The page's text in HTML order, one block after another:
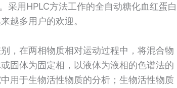
采用HPLC方法工作的全自动糖化血红蛋白
越多用户的欢迎。
，在两相物质相对运动过程中，将混合物
固体为固定相，以液体为液相的色谱法的
用于生物活性物质的分析；生物活性物质